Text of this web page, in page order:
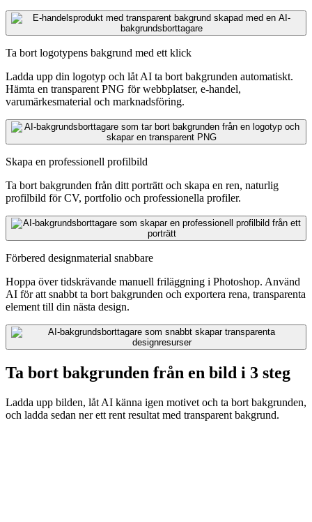
Ta bort logotypens bakgrund med ett klick
Ladda upp din logotyp och låt AI ta bort bakgrunden automatiskt.
Hämta en transparent PNG för webbplatser, e-handel,
varumärkesmaterial och marknadsföring.
Skapa en professionell profilbild
Ta bort bakgrunden från ditt porträtt och skapa en ren, naturlig
profilbild för CV, portfolio och professionella profiler.
Förbered designmaterial snabbare
Hoppa över tidskrävande manuell friläggning i Photoshop. Använd
AI för att snabbt ta bort bakgrunden och exportera rena, transparenta
element till din nästa design.
Ta bort bakgrunden från en bild i 3 steg
Ladda upp bilden, låt AI känna igen motivet och ta bort bakgrunden,
och ladda sedan ner ett rent resultat med transparent bakgrund.